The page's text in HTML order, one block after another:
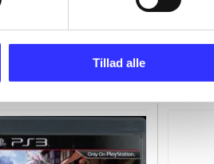
Tillad alle